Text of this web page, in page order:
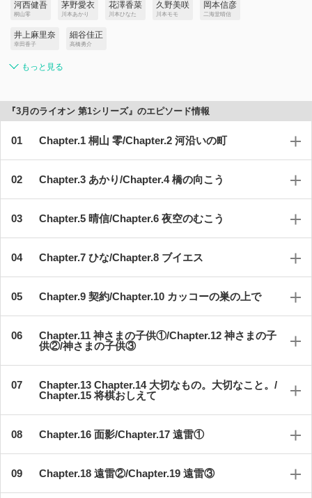
河西健吾
桐山零
茅野愛衣
川本あかり
花澤香菜
川本ひなた
久野美咲
川本モモ
岡本信彦
二海堂晴信
井上麻里奈
幸田香子
細谷佳正
高橋勇介
もっと見る
『3月のライオン 第1シリーズ』のエピソード情報
Chapter.1 桐山 零/Chapter.2 河沿いの町
Chapter.3 あかり/Chapter.4 橋の向こう
Chapter.5 晴信/Chapter.6 夜空のむこう
Chapter.7 ひな/Chapter.8 ブイエス
Chapter.9 契約/Chapter.10 カッコーの巣の上で
Chapter.11 神さまの子供①/Chapter.12 神さまの子
供②/神さまの子供③
Chapter.13 Chapter.14 大切なもの。大切なこと。/
Chapter.15 将棋おしえて
Chapter.16 面影/Chapter.17 遠雷①
Chapter.18 遠雷②/Chapter.19 遠雷③